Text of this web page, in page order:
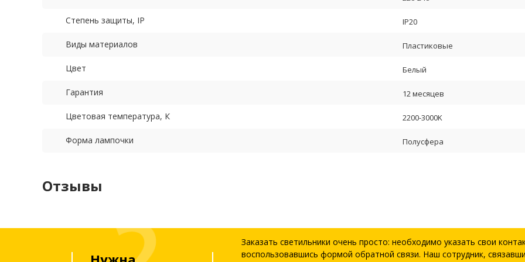
Степень защиты, IP IP20
Виды материалов Пластиковые
Цвет Белый
Гарантия 12 месяцев
Цветовая температура, К 2200-3000K
Форма лампочки Полусфера
Отзывы
Заказать светильники очень просто: необходимо указать свои
воспользовавшись формой обратной связи. Наш сотрудник,